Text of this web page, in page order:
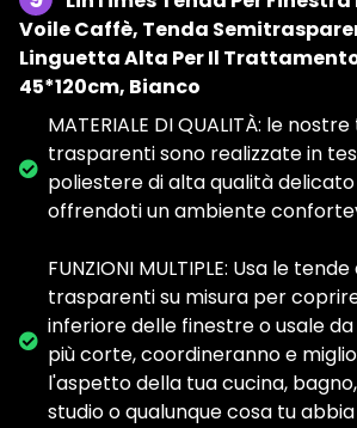
Voile Caffè, Tenda
Linguetta Alta Per Il
45*120cm, Bianco
MATERIALE DI QUALITÀ: le
trasparenti sono realizzate in
poliestere di alta qualità
offrendoti un ambiente
FUNZIONI MULTIPLE: Usa le
trasparenti su misura per
inferiore delle finestre o usale
più corte, coordineranno e
l'aspetto della tua cucina,
studio o qualunque cosa tu